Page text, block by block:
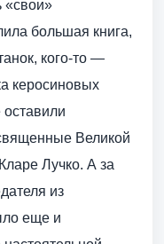
«свои»
большая книга,
кого-то —
керосиновых
Великой
Лучко. А за
из
еще и